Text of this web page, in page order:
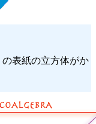
の表紙の立方体がか